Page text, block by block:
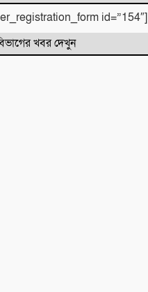
id=”154″]
খবর দেখুন